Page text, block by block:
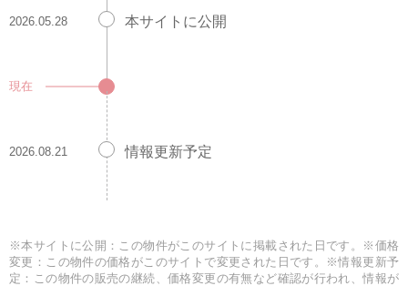
2026.05.28 本サイトに公開
現在
2026.08.21 情報更新予定
※本サイトに公開：この物件がこのサイトに掲載された日です。※価格
変更：この物件の価格がこのサイトで変更された日です。※情報更新予
定：この物件の販売の継続、価格変更の有無など確認が行われ、情報が